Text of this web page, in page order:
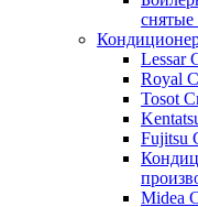
снятые
Lessar
Royal
Tosot
Fujitsu
Midea